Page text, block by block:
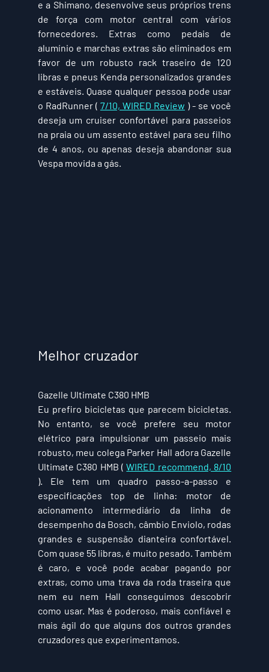
e a Shimano, desenvolve seus próprios trens
de força com motor central com vários
fornecedores. Extras como pedais de
alumínio e marchas extras são eliminados em
favor de um robusto rack traseiro de 120
libras e pneus Kenda personalizados grandes
e estáveis. Quase qualquer pessoa pode usar
o RadRunner ( 7/10, WIRED Review ) - se você
deseja um cruiser confortável para passeios
na praia ou um assento estável para seu filho
de 4 anos, ou apenas deseja abandonar sua
Vespa movida a gás.
Melhor cruzador
Gazelle Ultimate C380 HMB
Eu prefiro bicicletas que parecem bicicletas.
No entanto, se você prefere seu motor
elétrico para impulsionar um passeio mais
robusto, meu colega Parker Hall adora Gazelle
Ultimate C380 HMB ( WIRED recommend, 8/10
). Ele tem um quadro passo-a-passo e
especificações top de linha: motor de
acionamento intermediário da linha de
desempenho da Bosch, câmbio Enviolo, rodas
grandes e suspensão dianteira confortável.
Com quase 55 libras, é muito pesado. Também
é caro, e você pode acabar pagando por
extras, como uma trava da roda traseira que
nem eu nem Hall conseguimos descobrir
como usar. Mas é poderoso, mais confiável e
mais ágil do que alguns dos outros grandes
cruzadores que experimentamos.